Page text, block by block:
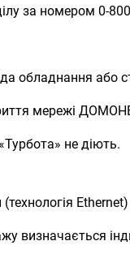
за номером 0-
обладнання або
мережі
не діють.
визначається